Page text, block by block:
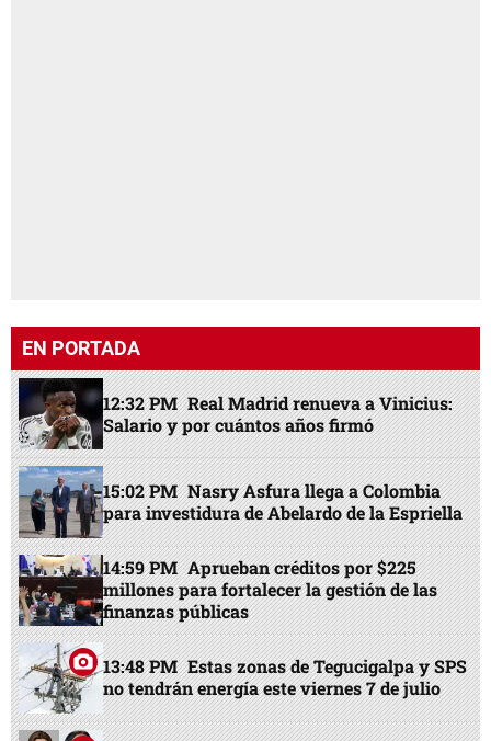
EN PORTADA
12:32 PM Real Madrid renueva a Vinicius:
Salario y por cuántos años firmó
15:02 PM Nasry Asfura llega a Colombia
para investidura de Abelardo de la Espriella
14:59 PM Aprueban créditos por $225
millones para fortalecer la gestión de las
finanzas públicas
13:48 PM Estas zonas de Tegucigalpa y SPS
no tendrán energía este viernes 7 de julio